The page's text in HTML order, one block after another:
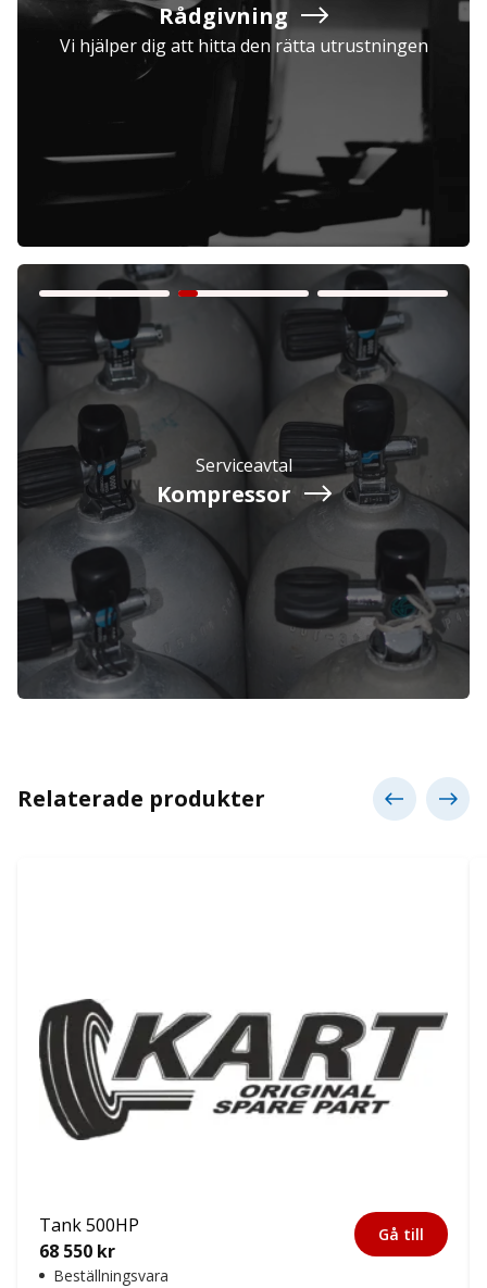
Företag
Privatperson Inkl. moms
Rådgivning
Vi hjälper dig att hitta den rätta utrustningen
Serviceavtal
Kompressor
Relaterade produkter
Tank 500HP
68 550 kr
Beställningsvara
Gå till